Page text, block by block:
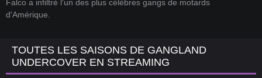
Falco a infiltré l'un des plus célèbres gangs de motards
d'Amérique.
TOUTES LES SAISONS DE GANGLAND
UNDERCOVER EN STREAMING